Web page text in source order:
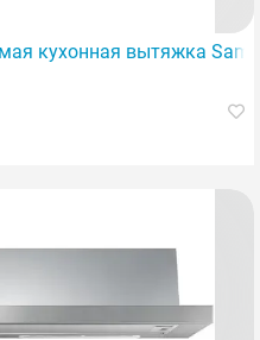
кухонная вытяжка